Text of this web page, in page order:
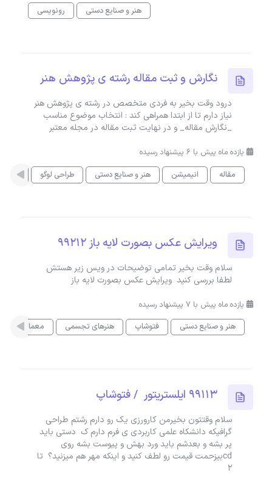
هنر و صنایع دستی
رونویسی
نگارش و ثبت مقاله رشته ی پژوهش هنر
درود وقت بخیر به فردی متخصص در رشته ی پژوهش هنر
نیاز دارم تا از ابتدا همراهی کند : انتخاب موضوع مناسب
_نگارش مقاله_ و در نهایت ثبت مقاله در مجله معتبر
یازده ماه پیش با 6 پیشنهاد رسیده
مقاله
انیمیشن هنر و صنایع دستی طراحی لوگو
ویرایش عکس بصورت لایه باز 99212
سلام وقت بخیر تمامی توضیحات در ویس زیر هستش
لطفا بررسی کنید ویرایش عکس بصورت لایه باز
یازده ماه پیش با 7 پیشنهاد رسیده
هنر و صنایع دستی
فتوشاپ هنرهای تجسمی معماری
99113 ایلستریتور / فتوشاپ
سلام وقتتون بخیرمن کارورزی یک رو دارم رشتم طراحی
گرافیکه دانشکاه علمی کاربردی ی فرم دارم ک دستی باید
پر بشه و بعدشم باید ورد بهش و پیوست بشه روی
cdبیزحمت قیمت رو لطف کنید و اینکه مهر هم میزنید؟ تا
۲